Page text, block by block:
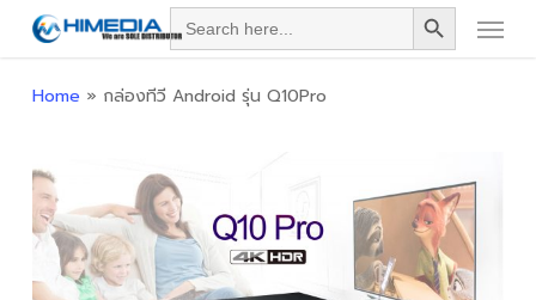
content
Search
for:
Search Button Menu
Home » กล่องทีวี Android รุ่น Q10Pro